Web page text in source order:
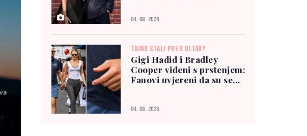
04. 08. 2026.
TAJNO STALI PRED OLTAR?
Gigi Hadid i Bradley
Cooper viđeni s prstenjem:
Fanovi uvjereni da su se
04. 08. 2026.